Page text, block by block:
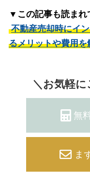
▼この記事も読まれ
不動産売却時にイ
るメリットや費用を
＼お気軽
無
ま